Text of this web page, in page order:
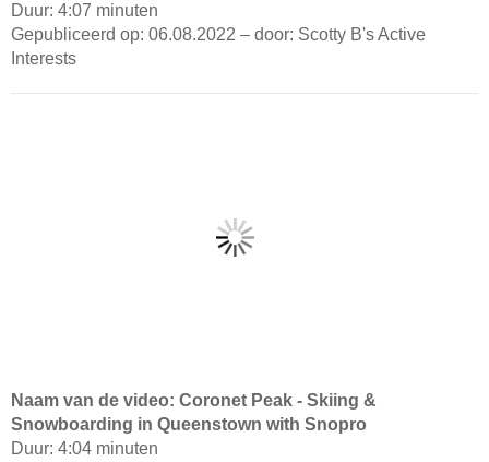
Duur: 4:07 minuten
Gepubliceerd op: 06.08.2022 – door: Scotty B's Active
Interests
Naam van de video: Coronet Peak - Skiing &
Snowboarding in Queenstown with Snopro
Duur: 4:04 minuten